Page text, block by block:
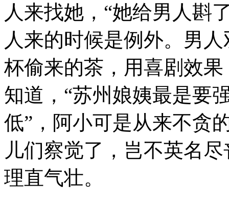
人来找她，“她给男人斟
人来的时候是例外。男
杯偷来的茶，用喜剧效
知道，“苏州娘姨最是要
低”，阿小可是从来不贪
儿们察觉了，岂不英名
理直气壮。